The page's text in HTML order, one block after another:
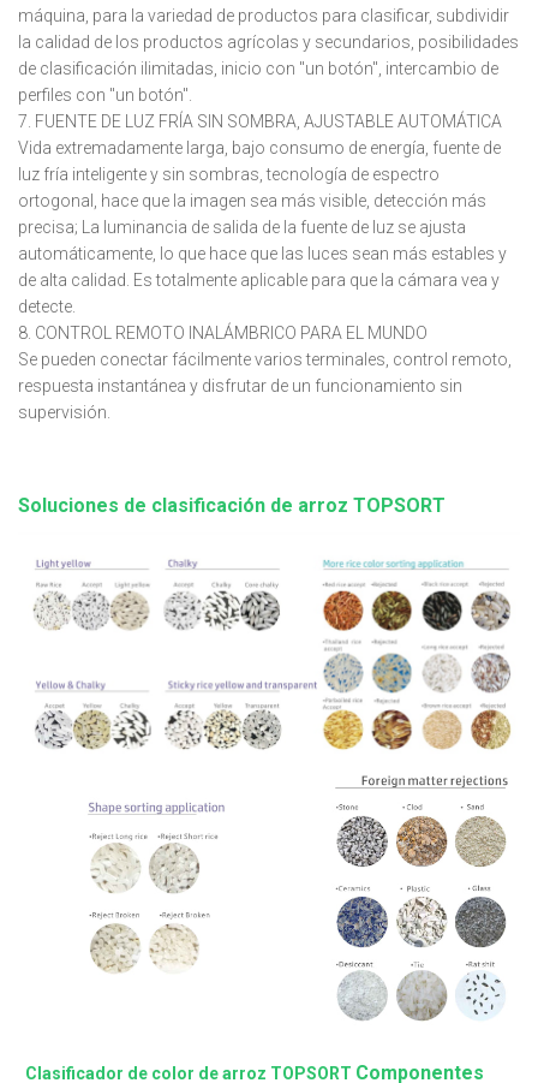
máquina, para la variedad de productos para clasificar, subdividir
la calidad de los productos agrícolas y secundarios, posibilidades
de clasificación ilimitadas, inicio con "un botón", intercambio de
perfiles con "un botón".
7. FUENTE DE LUZ FRÍA SIN SOMBRA, AJUSTABLE AUTOMÁTICA
Vida extremadamente larga, bajo consumo de energía, fuente de
luz fría inteligente y sin sombras, tecnología de espectro
ortogonal, hace que la imagen sea más visible, detección más
precisa; La luminancia de salida de la fuente de luz se ajusta
automáticamente, lo que hace que las luces sean más estables y
de alta calidad. Es totalmente aplicable para que la cámara vea y
detecte.
8. CONTROL REMOTO INALÁMBRICO PARA EL MUNDO
Se pueden conectar fácilmente varios terminales, control remoto,
respuesta instantánea y disfrutar de un funcionamiento sin
supervisión.
Soluciones de clasificación de arroz TOPSORT
Clasificador de color de arroz TOPSORT Componentes